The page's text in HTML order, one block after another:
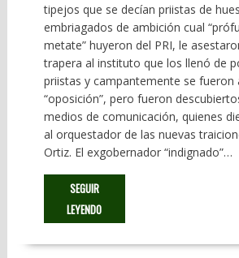
tipejos que se decían priistas de
embriagados de ambición cual
metate” huyeron del PRI, le
trapera al instituto que los llenó de
priistas y campantemente se fueron
“oposición”, pero fueron
medios de comunicación, quienes
al orquestador de las nuevas
Ortiz. El exgobernador “indignado”…
SEGUIR
LEYENDO